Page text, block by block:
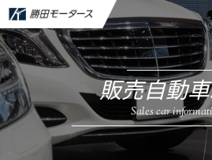
販売自動
Sales car